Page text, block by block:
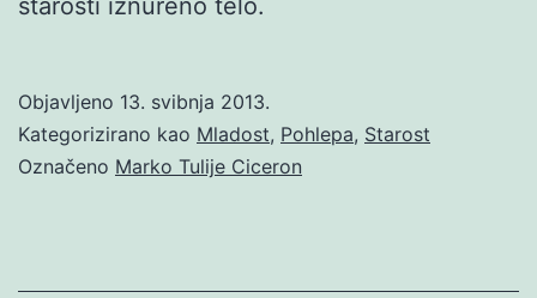
Objavljeno 13. svibnja 2013.
Kategorizirano kao Mladost, Pohlepa, Starost
Označeno Marko Tulije Ciceron